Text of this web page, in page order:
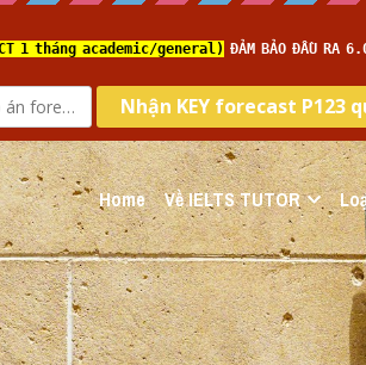
Home Về IELTS TUTOR